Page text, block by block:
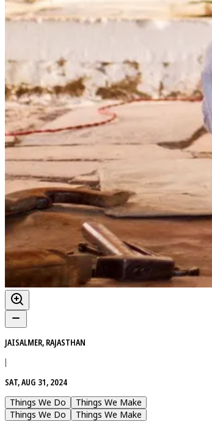
JAISALMER, RAJASTHAN
|
SAT, AUG 31, 2024
Things We Do
Things We Make
Things We Do
Things We Make